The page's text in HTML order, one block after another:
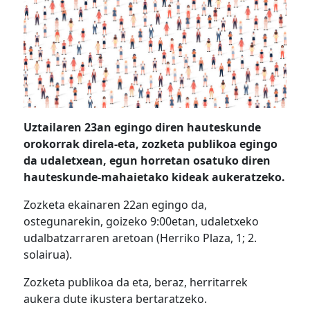
Uztailaren 23an egingo diren hauteskunde
orokorrak direla-eta, zozketa publikoa egingo
da udaletxean, egun horretan osatuko diren
hauteskunde-mahaietako kideak aukeratzeko.
Zozketa ekainaren 22an egingo da,
ostegunarekin, goizeko 9:00etan, udaletxeko
udalbatzarraren aretoan (Herriko Plaza, 1; 2.
solairua).
Zozketa publikoa da eta, beraz, herritarrek
aukera dute ikustera bertaratzeko.